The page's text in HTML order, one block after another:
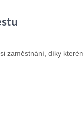
zaměstnání, díky